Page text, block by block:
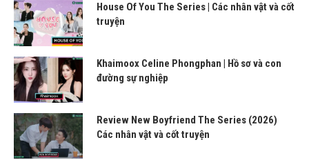
House Of You The Series | Các nhân vật và cốt
truyện
Khaimoox Celine Phongphan | Hồ sơ và con
đường sự nghiệp
Review New Boyfriend The Series (2026)
Các nhân vật và cốt truyện